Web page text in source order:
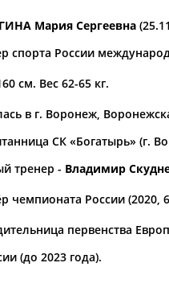
Не выбран
Регион проживания
Не выбран
Дата рождения
Мария Сергеевна
спорта России
см. Вес 62-65 кг.
в г. Воронеж,
СК «Богатырь» (г.
тренер - Владимир
чемпионата России (2020,
первенства
(до 2023 года).